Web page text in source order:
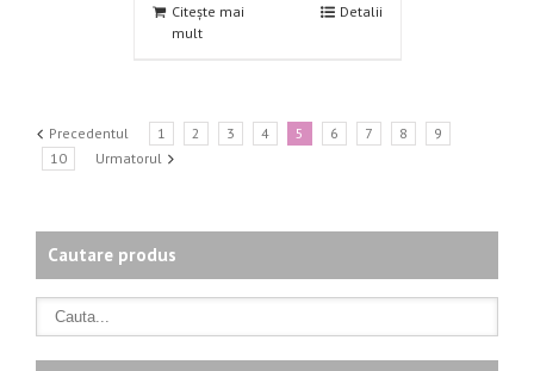
Citește mai
mult
Detalii
Precedentul 1 2 3 4 5 6 7 8
9
10
Urmatorul
Cautare produs